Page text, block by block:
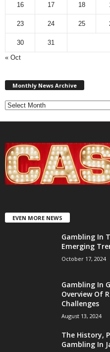
16 17 18
23 24 25
30
31
« Oct
Monthly News Archive
EVEN MORE NEWS
Gambling In
Emerging
October 17, 2024
Gambling In
Overview Of
Challenges
August 13, 2024
The History,
Gambling In